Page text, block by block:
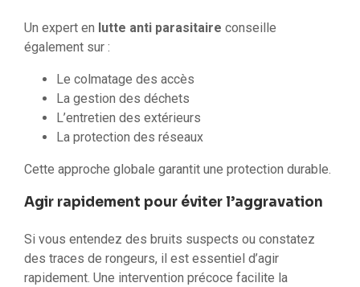
Un expert en lutte anti parasitaire conseille
également sur :
Le colmatage des accès
La gestion des déchets
L’entretien des extérieurs
La protection des réseaux
Cette approche globale garantit une protection durable.
Agir rapidement pour éviter l’aggravation
Si vous entendez des bruits suspects ou constatez
des traces de rongeurs, il est essentiel d’agir
rapidement. Une intervention précoce facilite la